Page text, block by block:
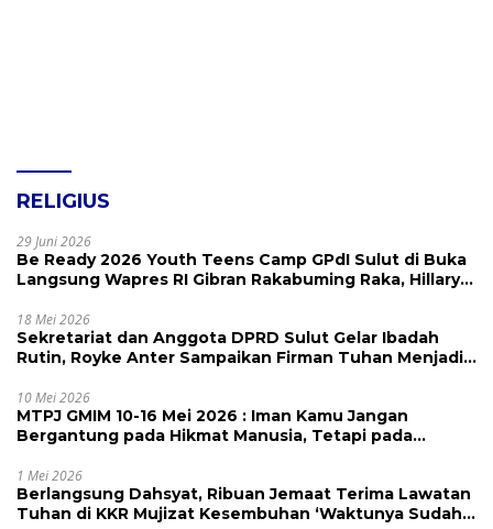
RELIGIUS
29 Juni 2026
Be Ready 2026 Youth Teens Camp GPdI Sulut di Buka
Langsung Wapres RI Gibran Rakabuming Raka, Hillary
18 Mei 2026
Sekretariat dan Anggota DPRD Sulut Gelar Ibadah
Rutin, Royke Anter Sampaikan Firman Tuhan Menjadi
10 Mei 2026
MTPJ GMIM 10-16 Mei 2026 : Iman Kamu Jangan
Bergantung pada Hikmat Manusia, Tetapi pada
1 Mei 2026
Berlangsung Dahsyat, Ribuan Jemaat Terima Lawatan
Tuhan di KKR Mujizat Kesembuhan ‘Waktunya Sudah